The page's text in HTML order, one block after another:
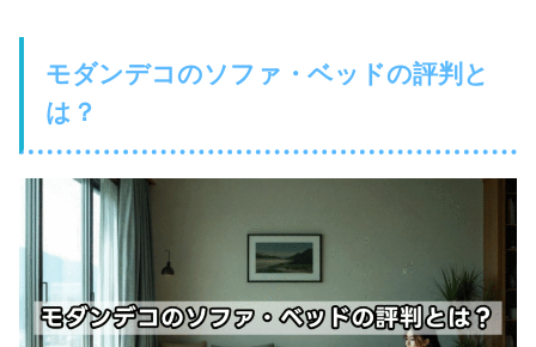
モダンデコのソファ・ベッドの評判と
は？